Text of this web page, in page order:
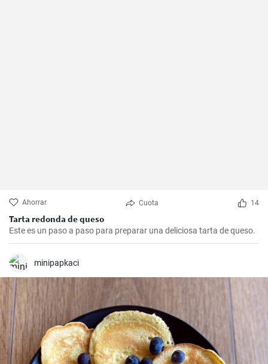
Ahorrar Cuota 14
Tarta redonda de queso
Este es un paso a paso para preparar una deliciosa tarta de queso.
minipapkaci